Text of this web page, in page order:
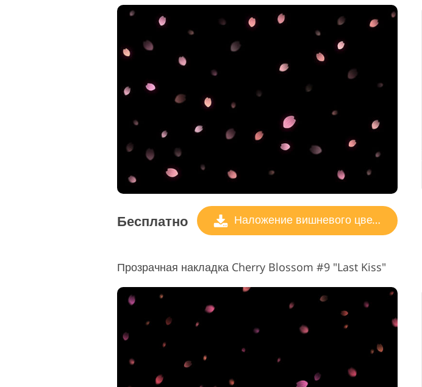
Бесплатно Наложение вишневого цвета
Прозрачная накладка Cherry Blossom #9 "Last Kiss"